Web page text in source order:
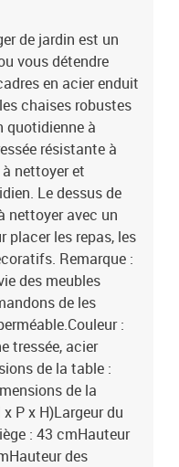
cmHauteur des accoudoirs
requisLa livraison contient
de jardin est un
vous détendre
en acier enduit
chaises robustes
quotidienne à
résistante à
nettoyer et
Le dessus de
nettoyer avec un
les repas, les
Remarque :
des meubles
de les
:
tressée, acier
de la table :
de la
P x H)Largeur du
: 43 cmHauteur
des